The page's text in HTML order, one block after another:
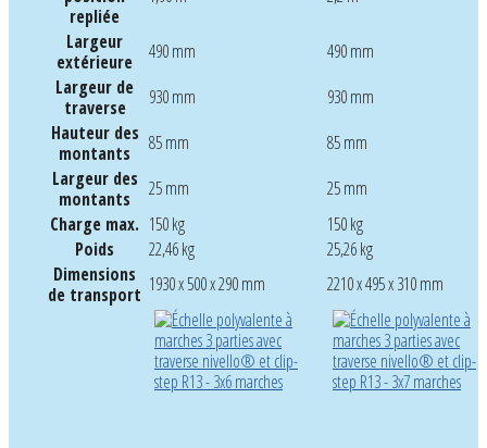
repliée
Largeur
extérieure
490 mm
490 mm
Largeur de
traverse
930 mm
930 mm
Hauteur des
montants
85 mm
85 mm
Largeur des
montants
25 mm
25 mm
Charge max. 150 kg
150 kg
Poids
22,46 kg
25,26 kg
Dimensions
de transport 1930 x 500 x 290 mm 2210 x 495 x 310 mm